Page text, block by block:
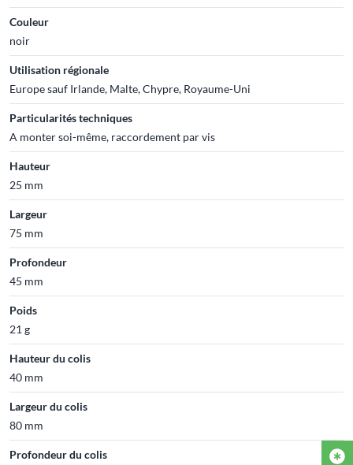
Couleur
noir
Utilisation régionale
Europe sauf Irlande, Malte, Chypre, Royaume-Uni
Particularités techniques
A monter soi-même, raccordement par vis
Hauteur
25 mm
Largeur
75 mm
Profondeur
45 mm
Poids
21 g
Hauteur du colis
40 mm
Largeur du colis
80 mm
Profondeur du colis